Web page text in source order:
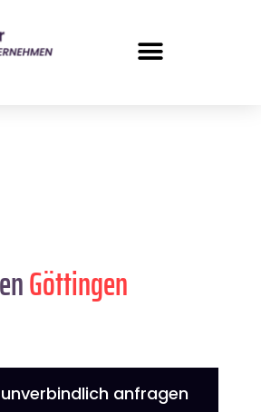
Göttingen
anfragen